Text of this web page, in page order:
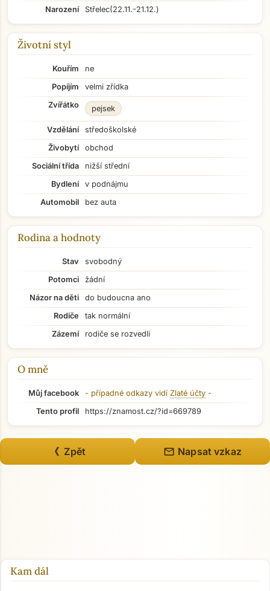
Přejít na hlavní obsah
Narození
Střelec(22.11.-21.12.)
Životní styl
Kouřím
ne
Popíjím
velmi zřídka
Zvířátko
pejsek
Vzdělání
středoškolské
Živobytí
obchod
Sociální třída
nižší střední
Bydlení
v podnájmu
Automobil
bez auta
Rodina a hodnoty
Stav
svobodný
Potomci
žádní
Názor na děti
do budoucna ano
Rodiče
tak normální
Zázemí
rodiče se rozvedli
O mně
Můj facebook - případné odkazy vidí Zlaté účty -
Tento profil
https://znamost.cz/?id=669789
《 Zpět mail Napsat vzkaz
Kam dál